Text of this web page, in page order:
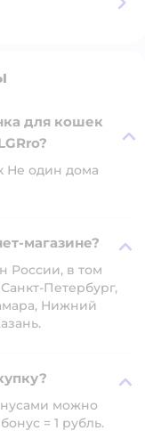
для кошек
Не один дома
магазине?
России, в том
Петербург,
Нижний
можно
= 1 рубль.